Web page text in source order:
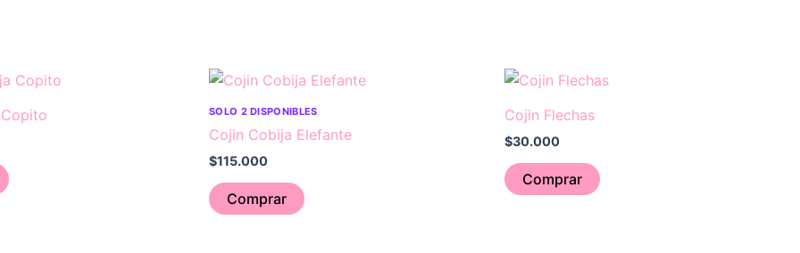
Este
tiene
variantes.
SOLO 2 DISPONIBLES
Cojin Cobija Elefante
$115.000
Comprar
Cojin Flechas
$30.000
Comprar